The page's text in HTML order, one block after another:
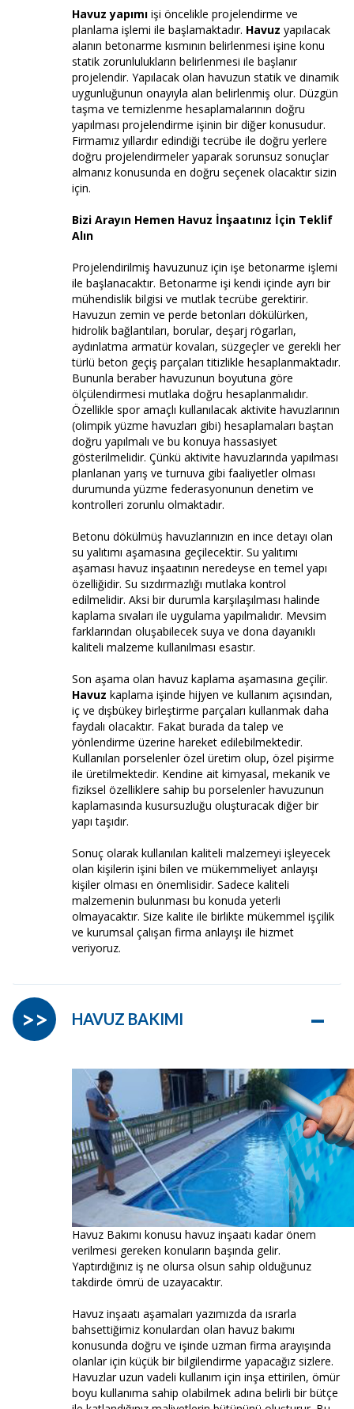
Havuz yapımı işi öncelikle projelendirme ve
planlama işlemi ile başlamaktadır. Havuz yapılacak
alanın betonarme kısmının belirlenmesi işine konu
statik zorunlulukların belirlenmesi ile başlanır
projelendir. Yapılacak olan havuzun statik ve dinamik
uygunluğunun onayıyla alan belirlenmiş olur. Düzgün
taşma ve temizlenme hesaplamalarının doğru
yapılması projelendirme işinin bir diğer konusudur.
Firmamız yıllardır edindiği tecrübe ile doğru yerlere
doğru projelendirmeler yaparak sorunsuz sonuçlar
almanız konusunda en doğru seçenek olacaktır sizin
için.
Bizi Arayın Hemen Havuz İnşaatınız İçin Teklif
Alın
Projelendirilmiş havuzunuz için işe betonarme işlemi
ile başlanacaktır. Betonarme işi kendi içinde ayrı bir
mühendislik bilgisi ve mutlak tecrübe gerektirir.
Havuzun zemin ve perde betonları dökülürken,
hidrolik bağlantıları, borular, deşarj rögarları,
aydınlatma armatür kovaları, süzgeçler ve gerekli her
türlü beton geçiş parçaları titizlikle hesaplanmaktadır.
Bununla beraber havuzunun boyutuna göre
ölçülendirmesi mutlaka doğru hesaplanmalıdır.
Özellikle spor amaçlı kullanılacak aktivite havuzlarının
(olimpik yüzme havuzları gibi) hesaplamaları baştan
doğru yapılmalı ve bu konuya hassasiyet
gösterilmelidir. Çünkü aktivite havuzlarında yapılması
planlanan yarış ve turnuva gibi faaliyetler olması
durumunda yüzme federasyonunun denetim ve
kontrolleri zorunlu olmaktadır.
Betonu dökülmüş havuzlarınızın en ince detayı olan
su yalıtımı aşamasına geçilecektir. Su yalıtımı
aşaması havuz inşaatının neredeyse en temel yapı
özelliğidir. Su sızdırmazlığı mutlaka kontrol
edilmelidir. Aksi bir durumla karşılaşılması halinde
kaplama sıvaları ile uygulama yapılmalıdır. Mevsim
farklarından oluşabilecek suya ve dona dayanıklı
kaliteli malzeme kullanılması esastır.
Son aşama olan havuz kaplama aşamasına geçilir.
Havuz kaplama işinde hijyen ve kullanım açısından,
iç ve dışbükey birleştirme parçaları kullanmak daha
faydalı olacaktır. Fakat burada da talep ve
yönlendirme üzerine hareket edilebilmektedir.
Kullanılan porselenler özel üretim olup, özel pişirme
ile üretilmektedir. Kendine ait kimyasal, mekanik ve
fiziksel özelliklere sahip bu porselenler havuzunun
kaplamasında kusursuzluğu oluşturacak diğer bir
yapı taşıdır.
Sonuç olarak kullanılan kaliteli malzemeyi işleyecek
olan kişilerin işini bilen ve mükemmeliyet anlayışı
kişiler olması en önemlisidir. Sadece kaliteli
malzemenin bulunması bu konuda yeterli
olmayacaktır. Size kalite ile birlikte mükemmel işçilik
ve kurumsal çalışan firma anlayışı ile hizmet
veriyoruz.
HAVUZ BAKIMI –
>>
Havuz Bakımı konusu havuz inşaatı kadar önem
verilmesi gereken konuların başında gelir.
Yaptırdığınız iş ne olursa olsun sahip olduğunuz
takdirde ömrü de uzayacaktır.
Havuz inşaatı aşamaları yazımızda da ısrarla
bahsettiğimiz konulardan olan havuz bakımı
konusunda doğru ve işinde uzman firma arayışında
olanlar için küçük bir bilgilendirme yapacağız sizlere.
Havuzlar uzun vadeli kullanım için inşa ettirilen, ömür
boyu kullanıma sahip olabilmek adına belirli bir bütçe